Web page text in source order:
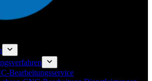
Bearbeitungsservice